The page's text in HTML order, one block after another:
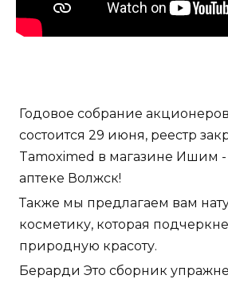
Годовое собрание
состоится 29 июня, реестр
Tamoximed в магазине Ишим -
аптеке Волжск!
Также мы предлагаем вам
косметику, которая
природную красоту.
Берарди Это сборник